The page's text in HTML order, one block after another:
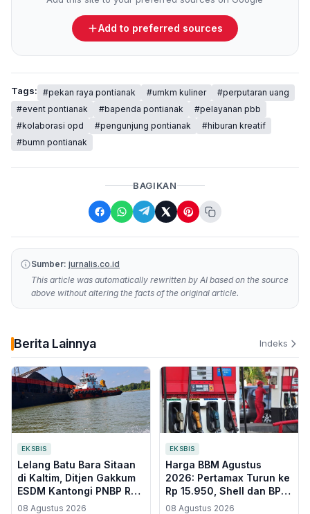
Add to preferred sources
Tags: #pekan raya pontianak #umkm kuliner
#perputaran uang
#event pontianak
#bapenda pontianak
#pelayanan pbb
#kolaborasi opd
#pengunjung pontianak
#hiburan kreatif
#bumn pontianak
BAGIKAN
Sumber: jurnalis.co.id
This article was automatically rewritten by AI based on the source
above without altering the facts of the original article.
Berita Lainnya Indeks
EKSBIS
Lelang Batu Bara Sitaan
di Kaltim, Ditjen Gakkum
ESDM Kantongi PNBP Rp
20,9 Miliar
08 Agustus 2026
EKSBIS
Harga BBM Agustus
2026: Pertamax Turun ke
Rp 15.950, Shell dan BP
Ikut Disesuaikan
08 Agustus 2026